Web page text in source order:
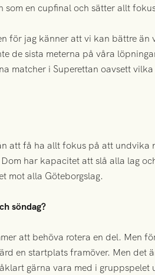
som en cupfinal och sätter allt
för jag känner att vi kan bättre än
de sista meterna på våra
matcher i Superettan oavsett
att få ha allt fokus på att undvika
har kapacitet att slå alla lag
mot alla Göteborgslag.
söndag?
att behöva rotera en del. Men
en startplats framöver. Men det
gärna vara med i gruppspelet